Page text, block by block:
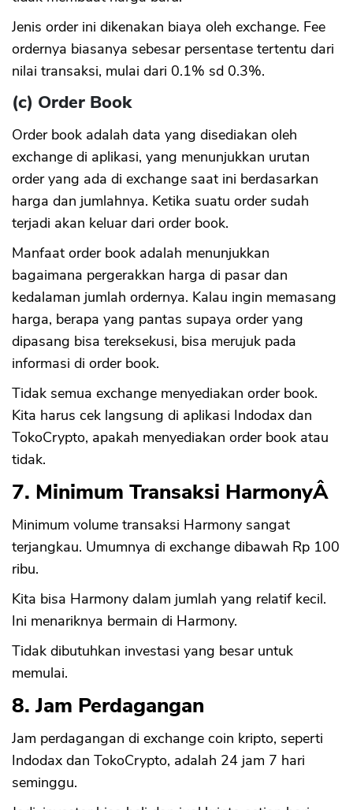
Jenis order ini dikenakan biaya oleh exchange. Fee
ordernya biasanya sebesar persentase tertentu dari
nilai transaksi, mulai dari 0.1% sd 0.3%.
(c) Order Book
Order book adalah data yang disediakan oleh
exchange di aplikasi, yang menunjukkan urutan
order yang ada di exchange saat ini berdasarkan
harga dan jumlahnya. Ketika suatu order sudah
terjadi akan keluar dari order book.
Manfaat order book adalah menunjukkan
bagaimana pergerakkan harga di pasar dan
kedalaman jumlah ordernya. Kalau ingin memasang
harga, berapa yang pantas supaya order yang
dipasang bisa tereksekusi, bisa merujuk pada
informasi di order book.
Tidak semua exchange menyediakan order book.
Kita harus cek langsung di aplikasi Indodax dan
TokoCrypto, apakah menyediakan order book atau
tidak.
7. Minimum Transaksi HarmonyÂ
Minimum volume transaksi Harmony sangat
terjangkau. Umumnya di exchange dibawah Rp 100
ribu.
Kita bisa Harmony dalam jumlah yang relatif kecil.
Ini menariknya bermain di Harmony.
Tidak dibutuhkan investasi yang besar untuk
memulai.
8. Jam Perdagangan
Jam perdagangan di exchange coin kripto, seperti
Indodax dan TokoCrypto, adalah 24 jam 7 hari
seminggu.